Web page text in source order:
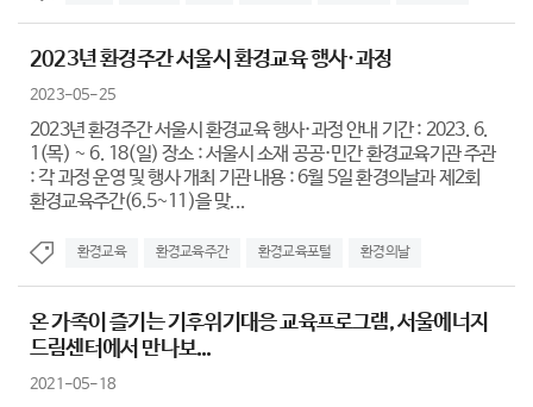
2023년 환경주간 서울시 환경교육 행사·과정
2023-05-25
2023년 환경주간 서울시 환경교육 행사·과정 안내 기간 : 2023. 6.
1(목) ~ 6. 18(일) 장소 : 서울시 소재 공공·민간 환경교육기관 주관
: 각 과정 운영 및 행사 개최 기관 내용 : 6월 5일 환경의날과 제2회
환경교육주간(6.5~11)을 맞...
환경교육 환경교육주간 환경교육포털 환경의날
온 가족이 즐기는 기후위기대응 교육프로그램, 서울에너지
드림센터에서 만나보...
2021-05-18